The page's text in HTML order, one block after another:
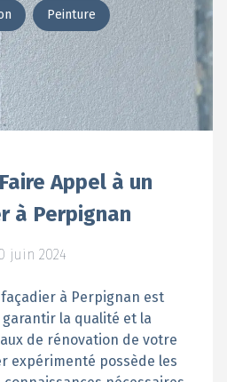
Peinture
Appel à un
à Perpignan
juin 2024
à Perpignan est
la qualité et la
de rénovation de votre
expérimenté possède les